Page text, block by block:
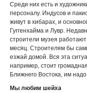
Среди них есть и
персоналу. Индуcов и
живут в хибарах, и
Гуггенхайма и Лувр.
строители музея
месяц. Строителям бы
езжай домой. Вся эта
например, стоит
Ближнего Востока, им
Мы любим шейха